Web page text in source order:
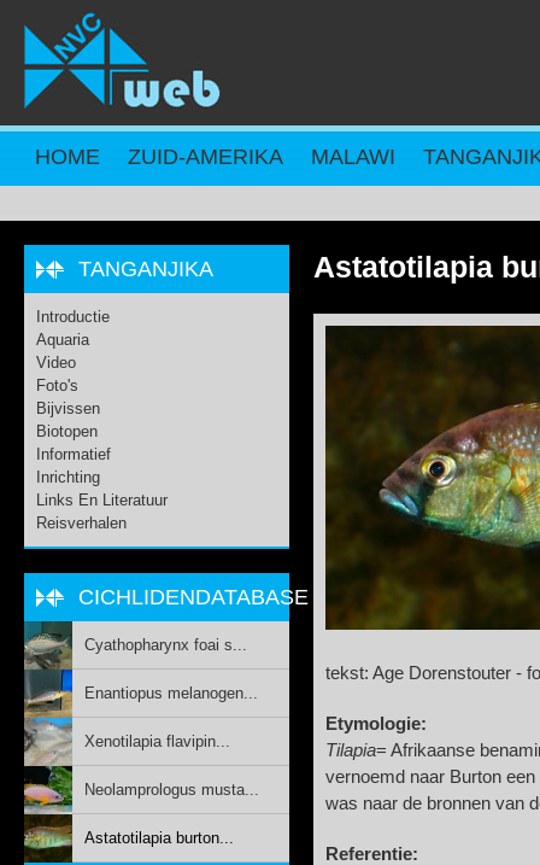
Overslaan en naar de inhoud gaan
HOME ZUID-AMERIKA MALAWI
Astatotilapia
tekst: Age Dorenstouter -
Etymologie:
Tilapia= Afrikaanse
vernoemd naar Burton
was naar de bronnen van
Referentie:
TANGANJIKA
Introductie
Aquaria
Video
Foto's
Bijvissen
Biotopen
Informatief
Inrichting
Links En Literatuur
Reisverhalen
CICHLIDENDATABASE
Cyathopharynx foai s...
Enantiopus melanogen...
Xenotilapia flavipin...
Neolamprologus musta...
Astatotilapia burton...